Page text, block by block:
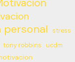
personal stress
tony robbins
ucdm